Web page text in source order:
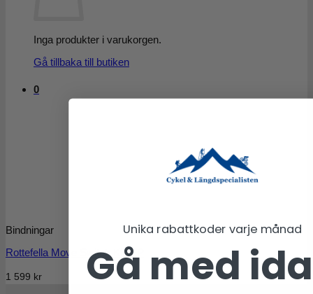
Inga produkter i varukorgen.
Gå tillbaka till butiken
0
Bindningar
Rottefella Move Switch Kit IFP
1 599 kr
Unika rabattkoder varje månad
Gå med